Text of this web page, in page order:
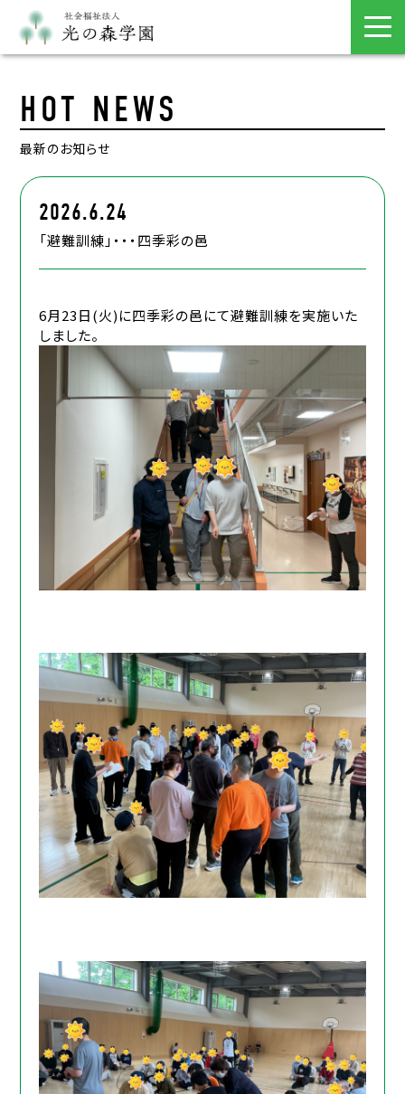
HOT NEWS
最新のお知らせ
2026.6.24
「避難訓練」・・・四季彩の邑
6月23日(火)に四季彩の邑にて避難訓練を実施いた
しました。